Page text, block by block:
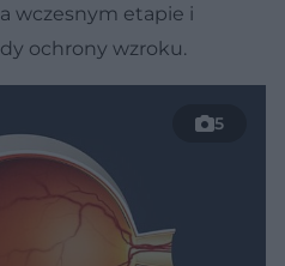
wczesnym etapie i
ochrony wzroku.
5